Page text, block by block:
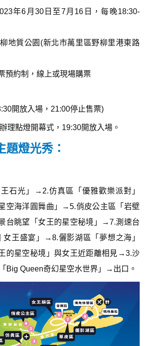
年6月30日至7月16日，每晚18:30-
地質公園(新北市萬里區野柳里港東路
預約制，線上或現場購票
開放入場，21:00停止售票)
理點燈開幕式，19:30開放入場。
題燈光秀：
石光」→2.仿真區「優雅歡樂派對」
空海洋圓舞曲」→5.俏皮公主區「岩壁
台眺望「女王的星空秘境」→7.測速台
女王盛宴」→8.儷影湖區「夢想之海」
的星空秘境」與女王近距離相見→3.沙
Big Queen奇幻星空水世界」→出口。